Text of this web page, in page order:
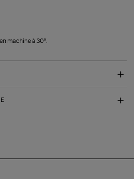
en machine à 30°.